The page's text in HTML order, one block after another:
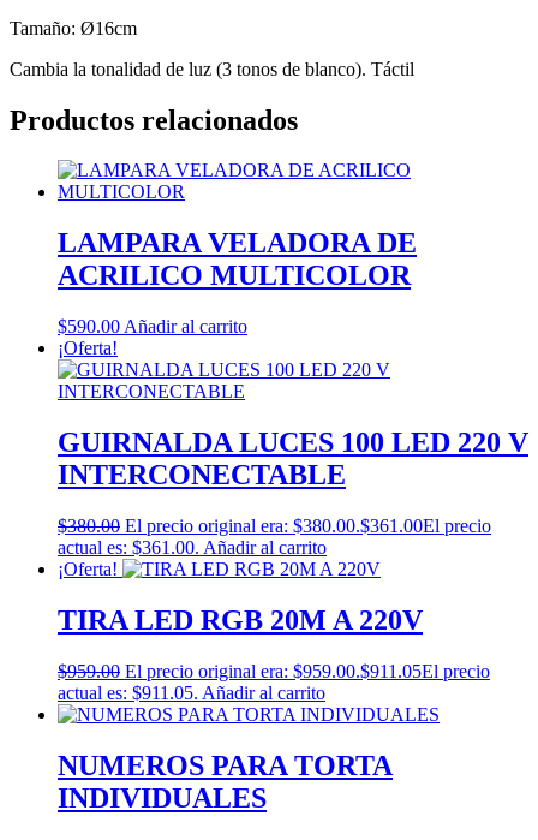
Tamaño: Ø16cm
Cambia la tonalidad de luz (3 tonos de blanco). Táctil
Productos relacionados
LAMPARA VELADORA DE
ACRILICO MULTICOLOR
$590.00 Añadir al carrito
¡Oferta!
GUIRNALDA LUCES 100 LED 220 V
INTERCONECTABLE
$380.00 El precio original era: $380.00.$361.00El precio
actual es: $361.00. Añadir al carrito
¡Oferta!
TIRA LED RGB 20M A 220V
$959.00 El precio original era: $959.00.$911.05El precio
actual es: $911.05. Añadir al carrito
NUMEROS PARA TORTA
INDIVIDUALES